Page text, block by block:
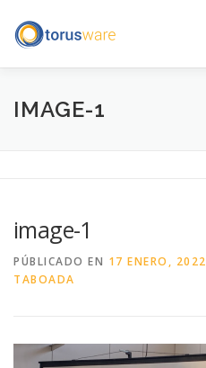
contenido
INICIO QUÉ HACEMOS
IMAGE-1
image-1
PÚBLICADO EN 17 ENERO, 2022
TABOADA